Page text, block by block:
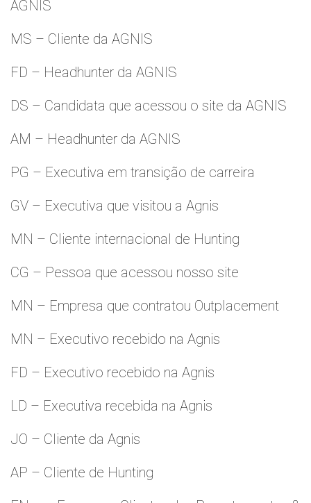
AGNIS
MS – Cliente da AGNIS
FD – Headhunter da AGNIS
DS – Candidata que acessou o site da AGNIS
AM – Headhunter da AGNIS
PG – Executiva em transição de carreira
GV – Executiva que visitou a Agnis
MN – Cliente internacional de Hunting
CG – Pessoa que acessou nosso site
MN – Empresa que contratou Outplacement
MN – Executivo recebido na Agnis
FD – Executivo recebido na Agnis
LD – Executiva recebida na Agnis
JO – Cliente da Agnis
AP – Cliente de Hunting